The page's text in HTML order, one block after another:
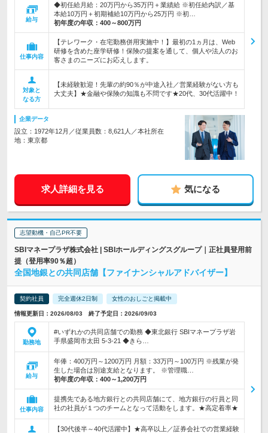
給与
◆初任給月給：20万円から35万円＋業績給 ※初任給内訳／基
本給10万円＋初期補給10万円から25万円 ※初…
初年度の年収： 400～800万円
仕事内容
【テレワーク・在宅勤務併用実施中！】最初の1ヵ月は、Web
研修を含めた座学研修！保険の提案を通して、個人や法人のお
客さまのニーズにお応えします。
対象と
なる方
【未経験歓迎！先輩の約90％が中途入社／営業経験がない方も
大丈夫】★金融や保険の知識も不問です★20代、30代活躍中！
企業データ
設立：1972年12月／従業員数：8,621人／本社所在
地：東京都
求人詳細を見る 気になる
志望動機・自己PR不要
SBIマネープラザ株式会社 | SBIホールディングスグループ｜正社員登用前
提（登用率90％超）
全国地銀との共同店舗【ファイナンシャルアドバイザー】
契約社員 完全週休2日制 女性のおしごと掲載中
情報更新日：2026/08/03 終了予定日：2026/09/03
勤務地
#いずれかの共同店舗での勤務 ◆東北銀行 SBIマネープラザ岩
手県盛岡市太田 5-3-21 ◆きら…
給与
年俸：400万円～1200万円 月額：33万円～100万円 ※残業が発
生した場合は別途支給となります。 ※管理職…
初年度の年収： 400～1,200万円
仕事内容
提携先である地方銀行との共同店舗にて、地方銀行の行員と同
社の社員が１つのチームとなって活動をします。★高定着率★
【30代後半～40代活躍中】★高卒以上／証券会社での営業経験